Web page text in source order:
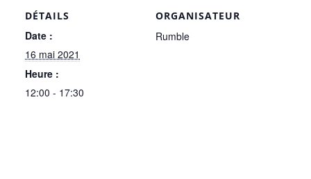
DÉTAILS
Date :
16 mai 2021
Heure :
12:00 - 17:30
ORGANISATEUR
Rumble